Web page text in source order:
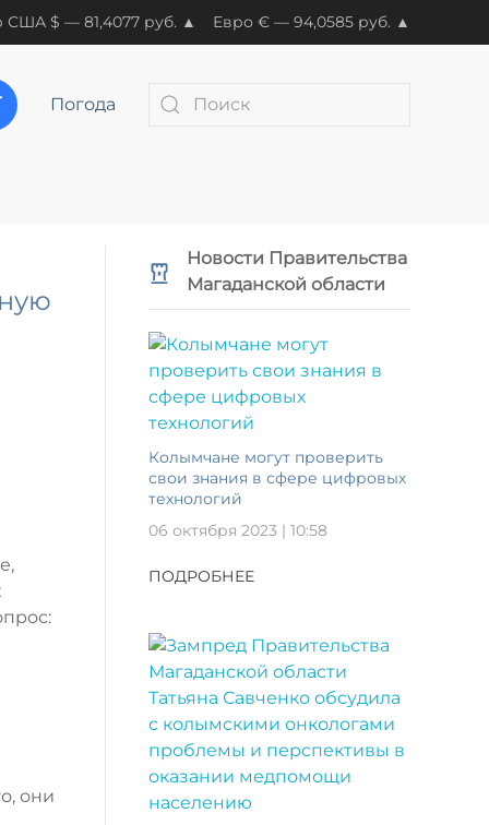
США $ — 81,4077 руб. ▲ Евро € — 94,0585 руб. ▲
Погода
они
Новости Правительства
Магаданской области
Колымчане могут проверить
свои знания в сфере цифровых
технологий
06 октября 2023 | 10:58
ПОДРОБНЕЕ